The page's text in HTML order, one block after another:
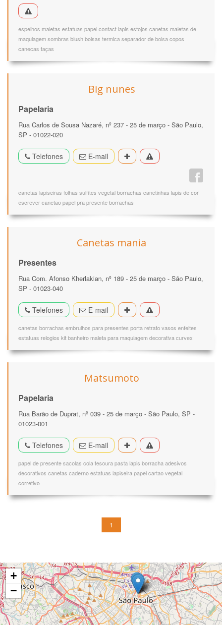
espelhos maletas estatuas papel contact lapis estojos canetas maletas de
maquiagem sombras blush bolsas termica separador de bolsa copos
canecas taças
Big nunes
Papelaria
Rua Carlos de Sousa Nazaré, nº 237 - 25 de março - São Paulo,
SP - 01022-020
Telefones E-mail
canetas lapiseiras folhas sulfites vegetal borrachas canetinhas lapis de cor
escrever canetao papel pra presente borrachas
Canetas mania
Presentes
Rua Com. Afonso Kherlakian, nº 189 - 25 de março - São Paulo,
SP - 01023-040
Telefones E-mail
canetas borrachas embrulhos para presentes porta retrato vasos enfeites
estatuas relogios kit banheiro maleta para maquiagem decorativa curvex
Matsumoto
Papelaria
Rua Barão de Duprat, nº 039 - 25 de março - São Paulo, SP -
01023-001
Telefones E-mail
papel de presente sacolas cola tesoura pasta lapis borracha adesivos
decorativos canetas caderno estatuas lapiseira papel cartao vegetal
corretivo
1
+
−